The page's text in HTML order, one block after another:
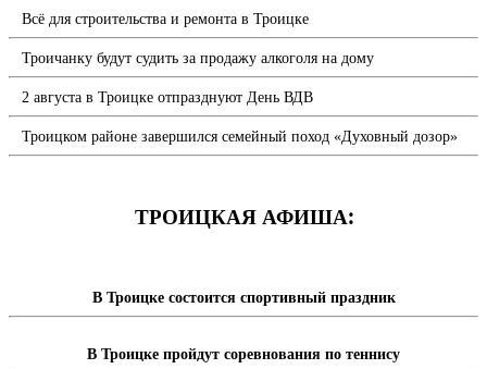
Всё для строительства и ремонта в Троицке
Троичанку будут судить за продажу алкоголя на дому
2 августа в Троицке отпразднуют День ВДВ
Троицком районе завершился семейный поход «Духовный дозор»
ТРОИЦКАЯ АФИША:
В Троицке состоится спортивный праздник
В Троицке пройдут соревнования по теннису